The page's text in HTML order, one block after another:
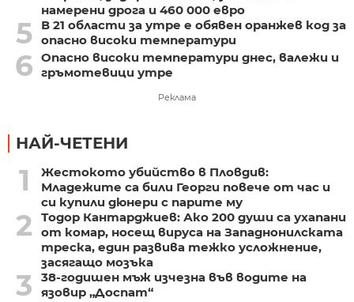
намерени дрога и 460 000 евро
5
В 21 области за утре е обявен оранжев код за
опасно високи температури
6 Опасно високи температури днес, валежи и
гръмотевици утре
Реклама
НАЙ-ЧЕТЕНИ
1
Жестокото убийство в Пловдив:
Младежите са били Георги повече от час и
си купили дюнери с парите му
2
Тодор Кантарджиев: Ако 200 души са ухапани
от комар, носещ вируса на Западнонилската
треска, един развива тежко усложнение,
засягащо мозъка
3
38-годишен мъж изчезна във водите на
язовир „Доспат“